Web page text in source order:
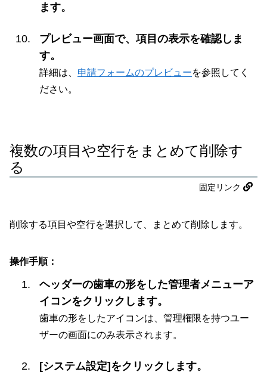
ます。
プレビュー画面で、項目の表示を確認しま
す。
詳細は、 申請フォームのプレビューを参照してく
ださい。
複数の項目や空行をまとめて削除す
る
固定リンク
削除する項目や空行を選択して、まとめて削除します。
操作手順：
ヘッダーの歯車の形をした管理者メニューア
イコンをクリックします。
歯車の形をしたアイコンは、管理権限を持つユー
ザーの画面にのみ表示されます。
[システム設定]をクリックします。